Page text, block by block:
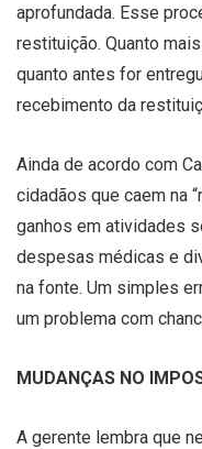
aprofundada. Esse
restituição. Quanto
quanto antes for
recebimento da
Ainda de acordo com
cidadãos que caem na
ganhos em atividades
despesas médicas e
na fonte. Um simples
um problema com
MUDANÇAS NO
A gerente lembra que